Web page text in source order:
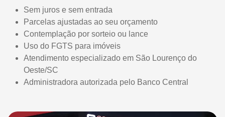
Sem juros e sem entrada
Parcelas ajustadas ao seu orçamento
Contemplação por sorteio ou lance
Uso do FGTS para imóveis
Atendimento especializado em São Lourenço do
Oeste/SC
Administradora autorizada pelo Banco Central